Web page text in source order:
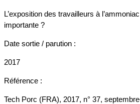
L’exposition des travailleurs à
importante ?
Date sortie / parution :
2017
Référence :
Tech Porc (FRA), 2017, n° 37,